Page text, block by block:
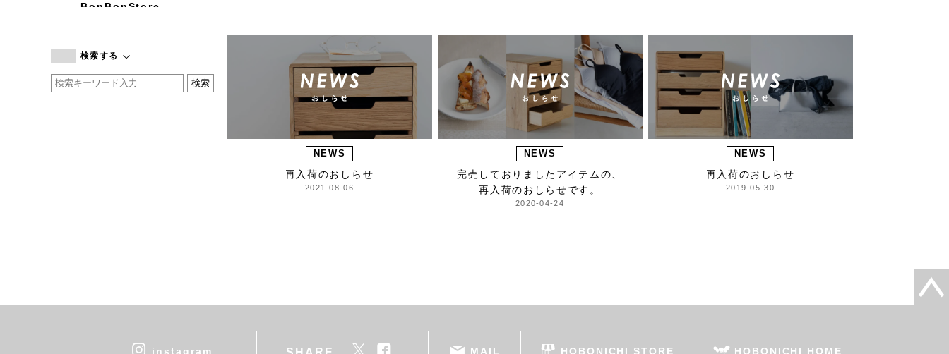
BonBonStore
by basics
CATWORTH
検索する
NEWS
再入荷のおしらせ
2021-08-06
NEWS
完売しておりましたアイテムの、
再入荷のおしらせです。
2020-04-24
NEWS
再入荷のおしらせ
2019-05-30
instagram MAIL HOBONICHI STORE HOBONICHI HOME